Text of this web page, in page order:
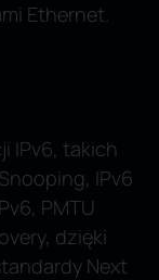
Ethernet.
IPv6, takich
IPv6
PMTU
dzięki
Next